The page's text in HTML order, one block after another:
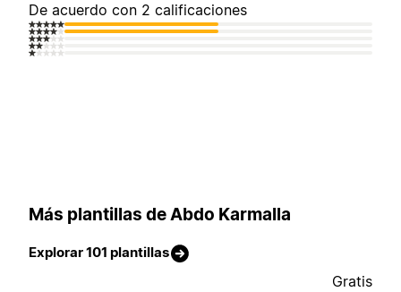
De acuerdo con 2 calificaciones
Más plantillas de Abdo Karmalla
Explorar 101 plantillas
Gratis